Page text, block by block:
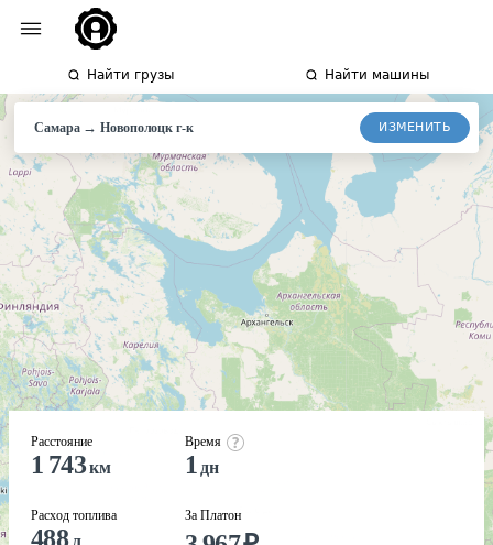
Найти грузы Найти машины
Самара→Новополоцкг-к ИЗМЕНИТЬ
Расстояние
1 743км
Расход топлива
488л
Время
1 дн
За Платон